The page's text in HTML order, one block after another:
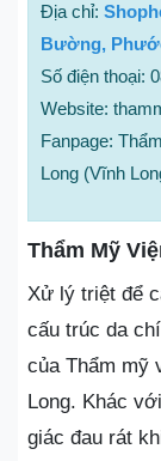
Địa chỉ:
Bường,
Số điện thoại:
Website:
Fanpage:
Long (Vĩnh
Thẩm Mỹ
Xử lý triệt để
cấu trúc da
của Thẩm mỹ
Long. Khác
giác đau rát